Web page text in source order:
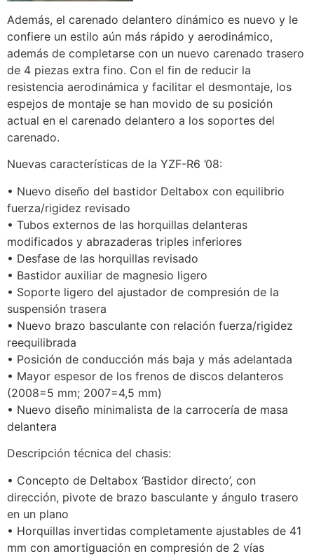
Además, el carenado delantero dinámico es nuevo y le
confiere un estilo aún más rápido y aerodinámico,
además de completarse con un nuevo carenado trasero
de 4 piezas extra fino. Con el fin de reducir la
resistencia aerodinámica y facilitar el desmontaje, los
espejos de montaje se han movido de su posición
actual en el carenado delantero a los soportes del
carenado.
Nuevas características de la YZF-R6 ’08:
• Nuevo diseño del bastidor Deltabox con equilibrio
fuerza/rigidez revisado
• Tubos externos de las horquillas delanteras
modificados y abrazaderas triples inferiores
• Desfase de las horquillas revisado
• Bastidor auxiliar de magnesio ligero
• Soporte ligero del ajustador de compresión de la
suspensión trasera
• Nuevo brazo basculante con relación fuerza/rigidez
reequilibrada
• Posición de conducción más baja y más adelantada
• Mayor espesor de los frenos de discos delanteros
(2008=5 mm; 2007=4,5 mm)
• Nuevo diseño minimalista de la carrocería de masa
delantera
Descripción técnica del chasis:
• Concepto de Deltabox ‘Bastidor directo’, con
dirección, pivote de brazo basculante y ángulo trasero
en un plano
• Horquillas invertidas completamente ajustables de 41
mm con amortiguación en compresión de 2 vías